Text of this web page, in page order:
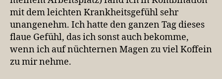
mit dem leichten Krankheitsgefühl sehr
unangenehm. Ich hatte den ganzen Tag dieses
flaue Gefühl, das ich sonst auch bekomme,
wenn ich auf nüchternen Magen zu viel Koffein
zu mir nehme.